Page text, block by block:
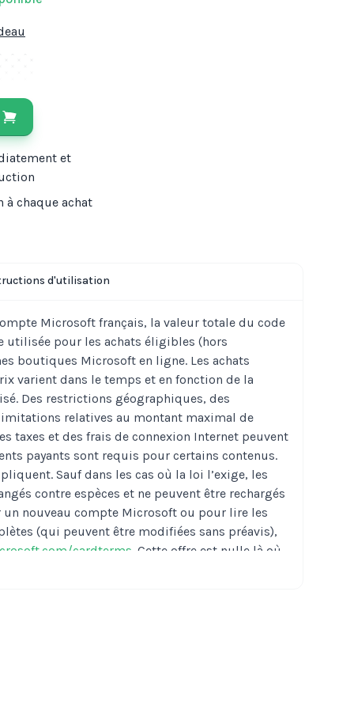
et
à chaque achat
d'utilisation
Microsoft français, la valeur totale du code
utilisée pour les achats éligibles (hors
boutiques Microsoft en ligne. Les achats
varient dans le temps et en fonction de la
Des restrictions géographiques, des
relatives au montant maximal de
taxes et des frais de connexion Internet peuvent
payants sont requis pour certains contenus.
Sauf dans les cas où la loi l’exige, les
contre espèces et ne peuvent être rechargés
un nouveau compte Microsoft ou pour lire les
(qui peuvent être modifiées sans préavis),
cardterms . Cette offre est nulle là où